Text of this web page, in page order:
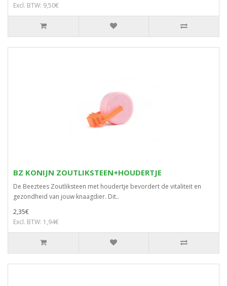
Excl. BTW: 9,50€
BZ KONIJN ZOUTLIKSTEEN+HOUDERTJE
De Beeztees Zoutliksteen met houdertje bevordert de vitaliteit en
gezondheid van jouw knaagdier. Dit..
2,35€
Excl. BTW: 1,94€